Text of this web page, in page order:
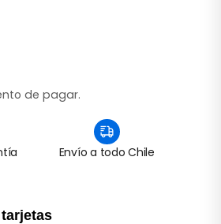
de pagar.
Envío a todo Chile